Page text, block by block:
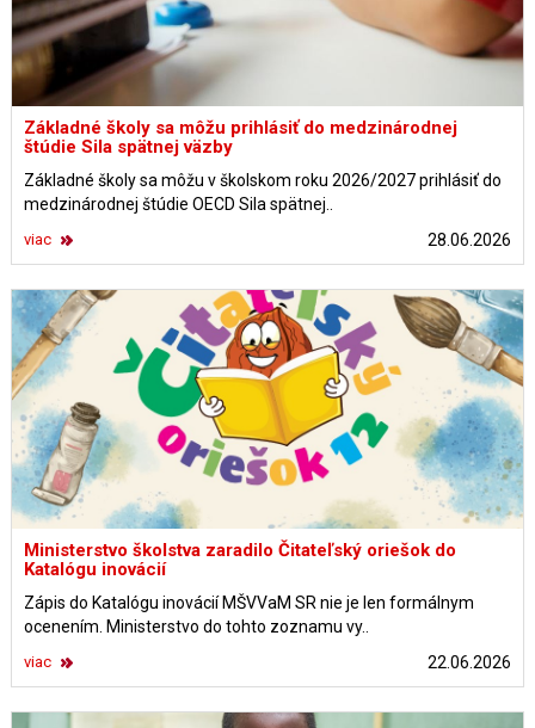
Základné školy sa môžu prihlásiť do medzinárodnej
štúdie Sila spätnej väzby
Základné školy sa môžu v školskom roku 2026/2027 prihlásiť do
medzinárodnej štúdie OECD Sila spätnej..
28.06.2026
viac
Ministerstvo školstva zaradilo Čitateľský oriešok do
Katalógu inovácií
Zápis do Katalógu inovácií MŠVVaM SR nie je len formálnym
ocenením. Ministerstvo do tohto zoznamu vy..
22.06.2026
viac